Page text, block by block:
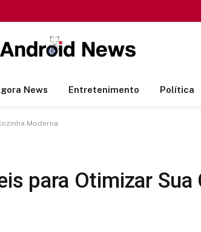
News Entretenimento Política
Moderna
para Otimizar Sua